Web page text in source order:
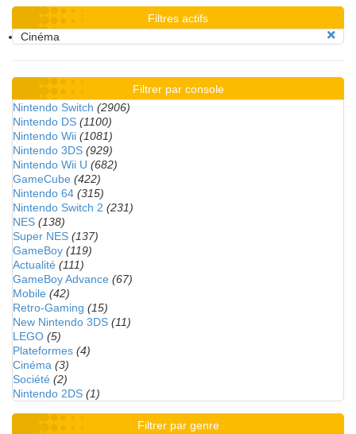
Filtres actifs
Cinéma
Filtrer par console
Nintendo Switch (2906)
Nintendo DS (1100)
Nintendo Wii (1081)
Nintendo 3DS (929)
Nintendo Wii U (682)
GameCube (422)
Nintendo 64 (315)
Nintendo Switch 2 (231)
NES (138)
Super NES (137)
GameBoy (119)
Actualité (111)
GameBoy Advance (67)
Mobile (42)
Retro-Gaming (15)
New Nintendo 3DS (11)
LEGO (5)
Plateformes (4)
Cinéma (3)
Société (2)
Nintendo 2DS (1)
Filtrer par genre